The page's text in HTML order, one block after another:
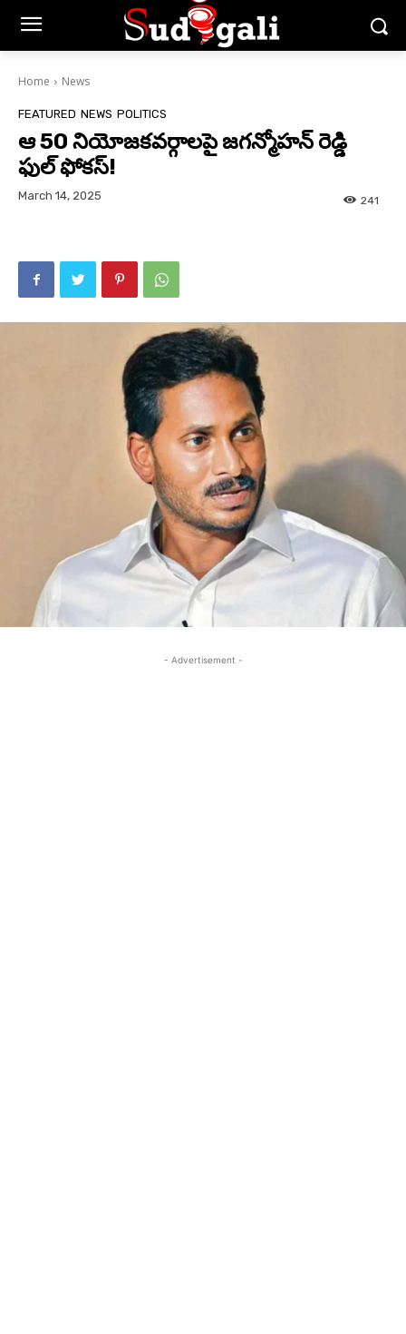
Home News
FEATURED NEWS POLITICS
ఆ 50 నియోజకవర్గాలపై జగన్మోహన్ రెడ్డి
ఫుల్ ఫోకస్!
March 14, 2025 241
- Advertisement -